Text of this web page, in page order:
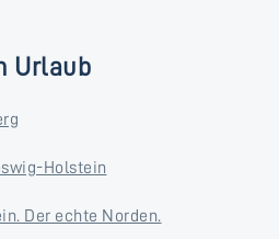
Urlaub
Holstein
Der echte Norden.